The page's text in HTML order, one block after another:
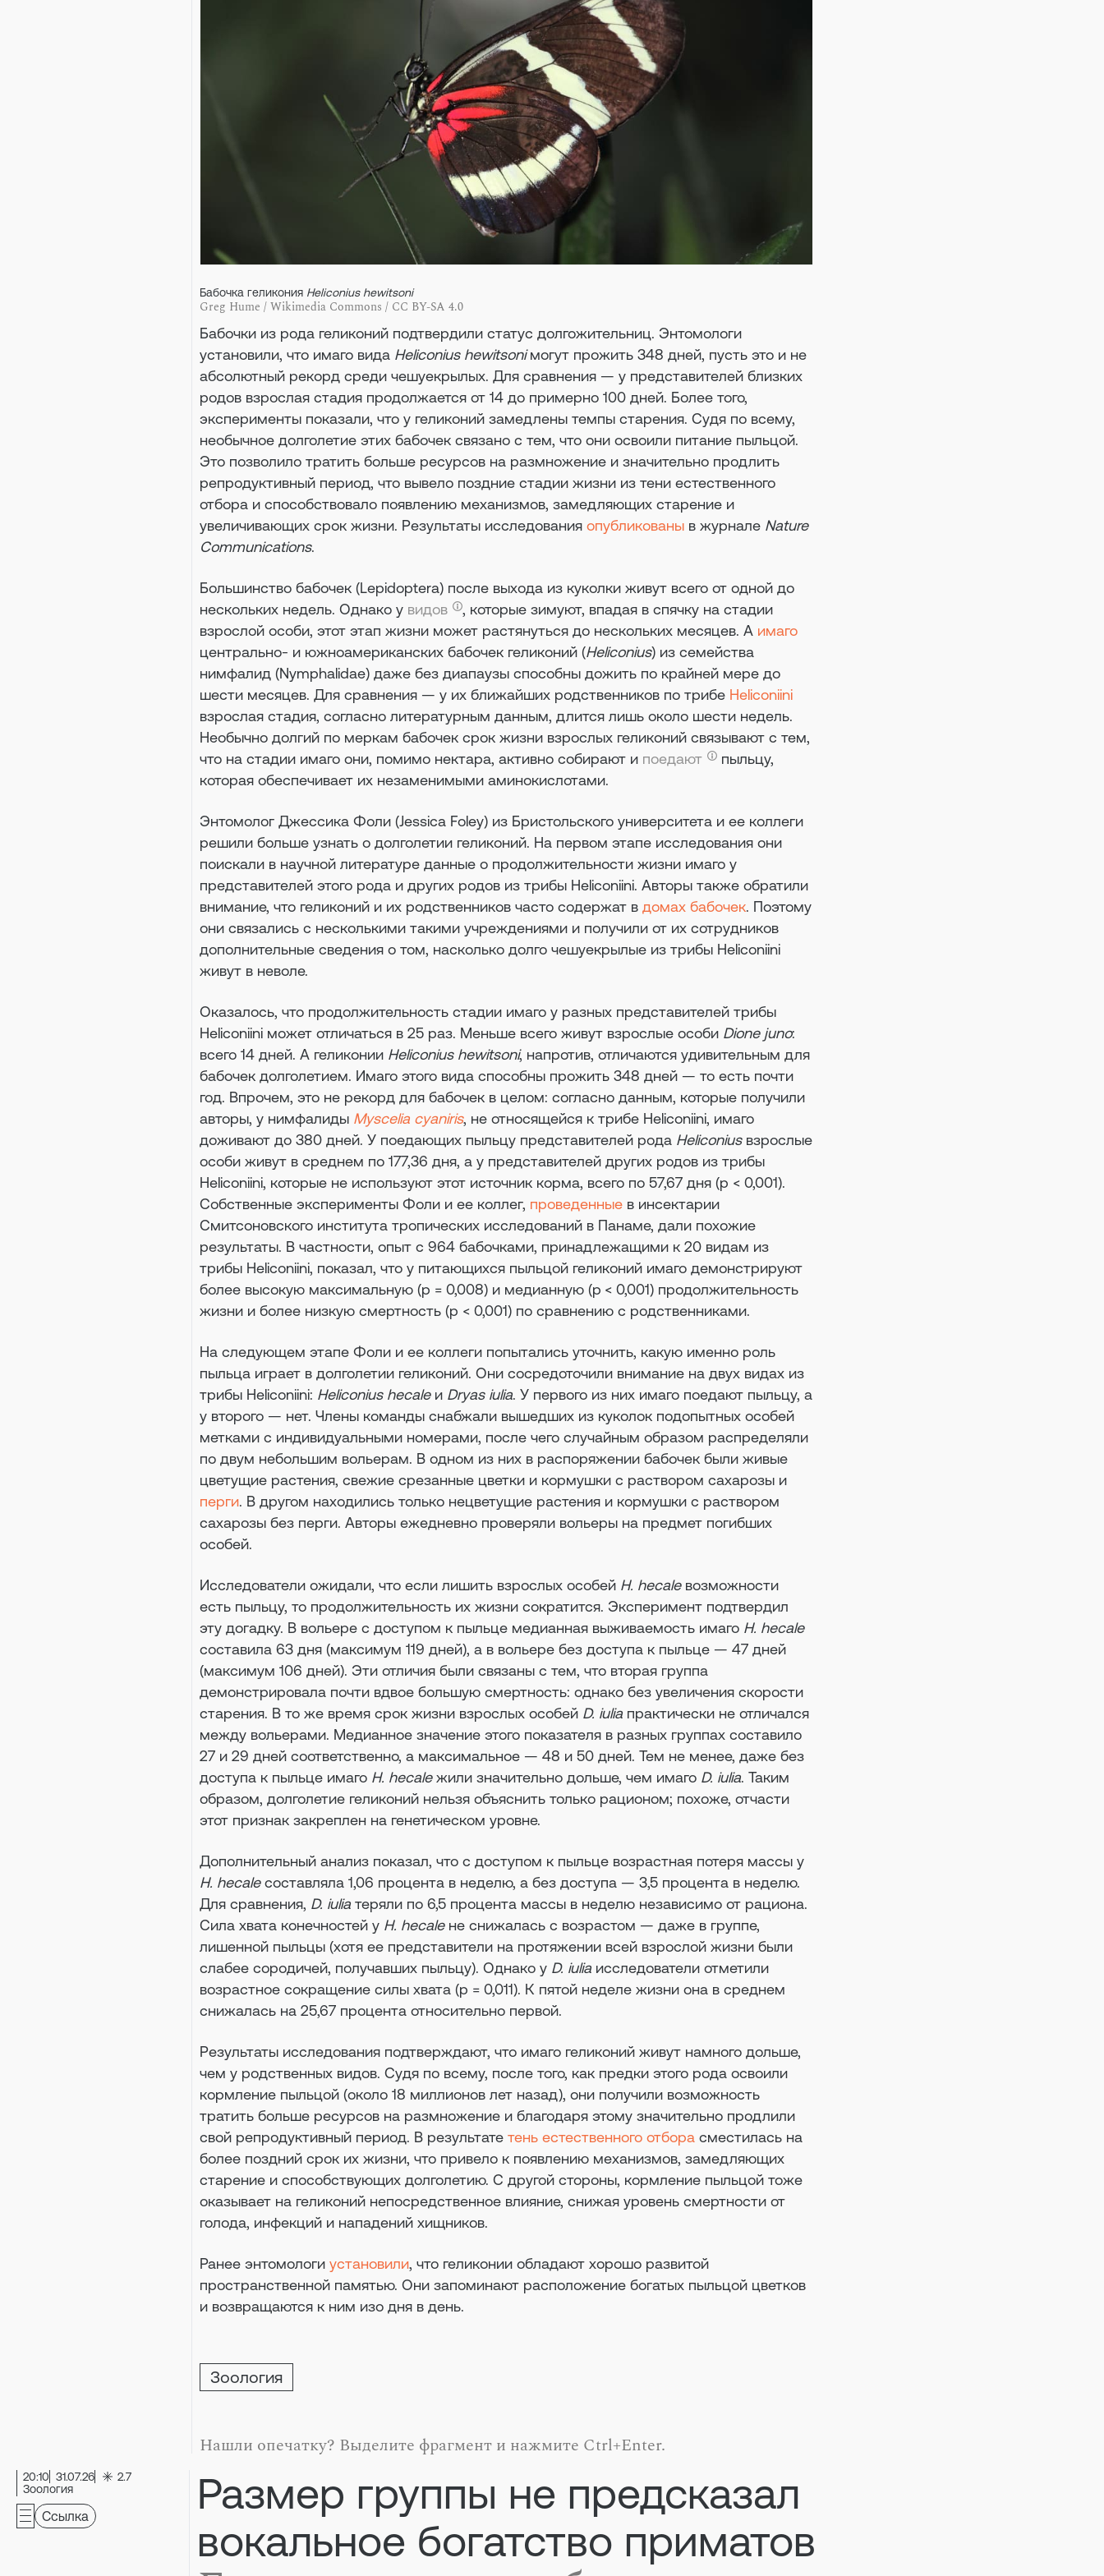
Бабочка геликония Heliconius hewitsoni
Greg Hume / Wikimedia Commons / CC BY-SA 4.0
Бабочки из рода геликоний подтвердили статус долгожительниц. Энтомологи
установили, что имаго вида Heliconius hewitsoniмогут прожить 348 дней, пусть это и не
абсолютный рекорд среди чешуекрылых. Для сравнения — у представителей близких
родов взрослая стадия продолжается от 14 до примерно 100 дней. Более того,
эксперименты показали, что у геликоний замедлены темпы старения. Судя по всему,
необычное долголетие этих бабочек связано с тем, что они освоили питание пыльцой.
Это позволило тратить больше ресурсов на размножение и значительно продлить
репродуктивный период, что вывело поздние стадии жизни из тени естественного
отбора и способствовало появлению механизмов, замедляющих старение и
увеличивающих срок жизни. Результаты исследованияопубликованы в журнале Nature
Communications.
Большинство бабочек (Lepidoptera) после выхода из куколки живут всего от одной до
нескольких недель. Однако у видов
, которые зимуют, впадая в спячку на стадии
взрослой особи, этот этап жизни может растянуться до нескольких месяцев. А имаго
центрально- и южноамериканских бабочек геликоний (Heliconius) из семейства
нимфалид (Nymphalidae) даже без диапаузы способны дожить по крайней мере до
шести месяцев. Для сравнения — у их ближайших родственников по трибе Heliconiini
взрослая стадия, согласно литературным данным, длится лишь около шести недель.
Необычно долгий по меркам бабочек срок жизни взрослых геликоний связывают с тем,
что на стадии имаго они, помимо нектара, активно собирают и поедают
пыльцу,
которая обеспечивает их незаменимыми аминокислотами.
Энтомолог Джессика Фоли (Jessica Foley) из Бристольского университета и ее коллеги
решили больше узнать о долголетии геликоний. На первом этапе исследования они
поискали в научной литературе данные о продолжительности жизни имаго у
представителей этого рода и других родов из трибы Heliconiini. Авторы также обратили
внимание, что геликоний и их родственников часто содержат вдомах бабочек. Поэтому
они связались с несколькими такими учреждениями и получили от их сотрудников
дополнительные сведения о том, насколько долго чешуекрылые из трибы Heliconiini
живут в неволе.
Оказалось, что продолжительность стадии имаго у разных представителей трибы
Heliconiini может отличаться в 25 раз. Меньше всего живут взрослые особи Dione juno:
всего 14 дней. А геликонии Heliconius hewitsoni, напротив, отличаются удивительным для
бабочек долголетием. Имаго этого вида способны прожить 348 дней — то есть почти
год. Впрочем, это не рекорд для бабочек в целом: согласно данным, которые получили
авторы, у нимфалиды Myscelia cyaniris, не относящейся к трибе Heliconiini, имаго
доживают до 380 дней. У поедающих пыльцу представителей рода Heliconiusвзрослые
особи живут в среднем по 177,36 дня, а у представителей других родов из трибы
Heliconiini, которые не используют этот источник корма, всего по 57,67 дня (p < 0,001).
Собственные эксперименты Фоли и ее коллег, проведенные в инсектарии
Смитсоновского института тропических исследований в Панаме, дали похожие
результаты. В частности, опыт с 964 бабочками, принадлежащими к 20 видам из
трибы Heliconiini, показал, что у питающихся пыльцой геликоний имаго демонстрируют
более высокую максимальную (p = 0,008) и медианную (p < 0,001) продолжительность
жизни и более низкую смертность (p < 0,001) по сравнению с родственниками.
На следующем этапе Фоли и ее коллеги попытались уточнить, какую именно роль
пыльца играет в долголетии геликоний. Они сосредоточили внимание на двух видах из
трибы Heliconiini: Heliconius hecaleи Dryas iulia. У первого из них имаго поедают пыльцу, а
у второго — нет. Члены команды снабжали вышедших из куколок подопытных особей
метками с индивидуальными номерами, после чего случайным образом распределяли
по двум небольшим вольерам. В одном из них в распоряжении бабочек были живые
цветущие растения, свежие срезанные цветки и кормушки с раствором сахарозы и
перги. В другом находились только нецветущие растения и кормушки с раствором
сахарозы без перги. Авторы ежедневно проверяли вольеры на предмет погибших
особей.
Исследователи ожидали, что если лишить взрослых особей H. hecaleвозможности
есть пыльцу, то продолжительность их жизни сократится. Эксперимент подтвердил
эту догадку. В вольере с доступом к пыльце медианная выживаемость имаго H. hecale
составила 63 дня (максимум 119 дней), а в вольере без доступа к пыльце — 47 дней
(максимум 106 дней). Эти отличия были связаны с тем, что вторая группа
демонстрировала почти вдвое большую смертность: однако без увеличения скорости
старения. В то же время срок жизни взрослых особей D. iulia практически не отличался
между вольерами. Медианное значение этого показателя в разных группах составило
27 и 29 дней соответственно, а максимальное — 48 и 50 дней. Тем не менее, даже без
доступа к пыльце имаго H. hecaleжили значительно дольше, чем имаго D. iulia. Таким
образом, долголетие геликоний нельзя объяснить только рационом; похоже, отчасти
этот признак закреплен на генетическом уровне.
Дополнительный анализ показал, что с доступом к пыльце возрастная потеря массы у
H. hecaleсоставляла 1,06 процента в неделю, а без доступа — 3,5 процента в неделю.
Для сравнения, D. iulia теряли по 6,5 процента массы в неделю независимо от рациона.
Сила хвата конечностей у H. hecaleне снижалась с возрастом — даже в группе,
лишенной пыльцы (хотя ее представители на протяжении всей взрослой жизни были
слабее сородичей, получавших пыльцу). Однако у D. iulia исследователи отметили
возрастное сокращение силы хвата (p = 0,011). К пятой неделе жизни она в среднем
снижалась на 25,67 процента относительно первой.
Результаты исследования подтверждают, что имаго геликоний живут намного дольше,
чем у родственных видов. Судя по всему, после того, как предки этого рода освоили
кормление пыльцой (около 18 миллионов лет назад), они получили возможность
тратить больше ресурсов на размножение и благодаря этому значительно продлили
свой репродуктивный период. В результатетень естественного отбора сместилась на
более поздний срок их жизни, что привело к появлению механизмов, замедляющих
старение и способствующих долголетию. С другой стороны, кормление пыльцой тоже
оказывает на геликоний непосредственное влияние, снижая уровень смертности от
голода, инфекций и нападений хищников.
Ранее энтомологиустановили, что геликонии обладают хорошо развитой
пространственной памятью. Они запоминают расположение богатых пыльцой цветков
и возвращаются к ним изо дня в день.
Зоология
Нашли опечатку? Выделите фрагмент и нажмите Ctrl+Enter.
20:10 31.07.26
2.7
Зоология
Ссылка
Размер группы не предсказал
вокальное богатство приматов